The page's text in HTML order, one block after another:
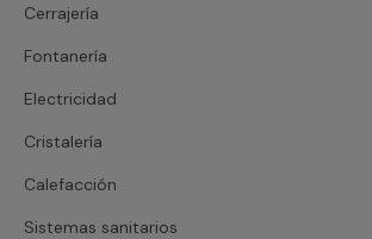
Cerrajería
Fontanería
Electricidad
Cristalería
Calefacción
Sistemas sanitarios